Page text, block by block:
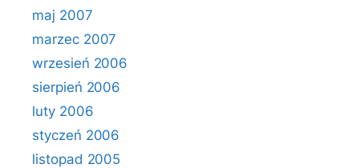
maj 2007
marzec 2007
wrzesień 2006
sierpień 2006
luty 2006
styczeń 2006
listopad 2005